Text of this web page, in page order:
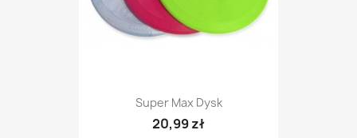
Super Max Dysk
20,99 zł